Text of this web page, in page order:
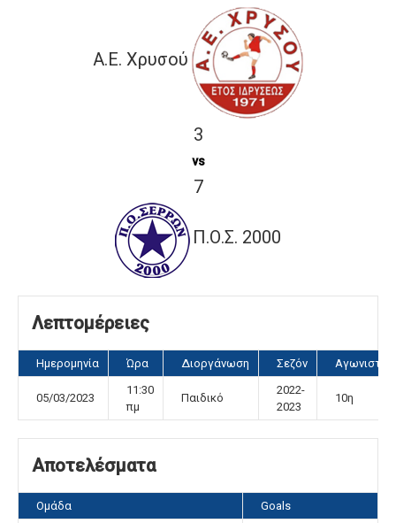
A.E. Χρυσού
3
vs
7
Π.Ο.Σ. 2000
Λεπτομέρειες
Ημερομηνία Ώρα Διοργάνωση Σεζόν Αγωνιστική
05/03/2023
11:30
πμ
Παιδικό
2022-
2023
10η
Αποτελέσματα
Ομάδα Goals